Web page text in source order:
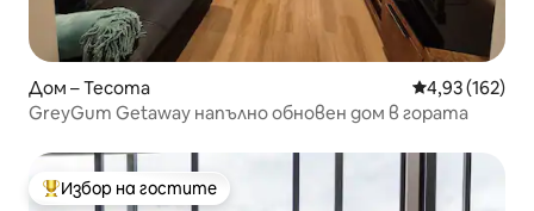
Дом – Tecoma Средна
4,93 (162)
GreyGum Getaway напълно обновен дом в гората
Най-популярен избор на гостите
Избор на гостите